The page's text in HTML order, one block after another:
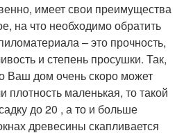
имеет свои преимущества
на что необходимо обратить
– это прочность,
и степень просушки. Так,
Ваш дом очень скоро может
плотность маленькая, то такой
до 20 , а то и больше
древесины скапливается